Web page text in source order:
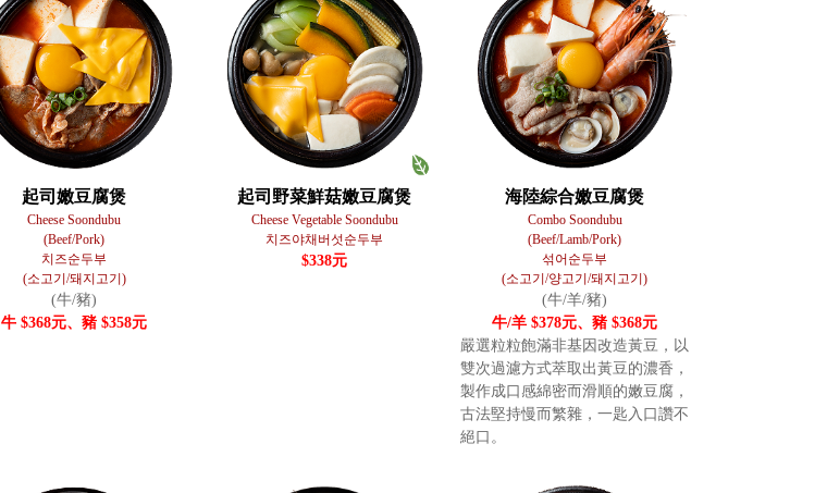
起司嫩豆腐煲
Cheese Soondubu
(Beef/Pork)
치즈순두부
(소고기/돼지고기)
(牛/豬)
牛 $368元、豬 $358元
起司野菜鮮菇嫩豆腐煲
Cheese Vegetable Soondubu
치즈야채버섯순두부
$338元
海陸綜合嫩豆腐煲
Combo Soondubu
(Beef/Lamb/Pork)
섞어순두부
(소고기/양고기/돼지고기)
(牛/羊/豬)
牛/羊 $378元、豬 $368元
嚴選粒粒飽滿非基因改造黃豆，以
雙次過濾方式萃取出黃豆的濃香，
製作成口感綿密而滑順的嫩豆腐，
古法堅持慢而繁雜，一匙入口讚不
絕口。